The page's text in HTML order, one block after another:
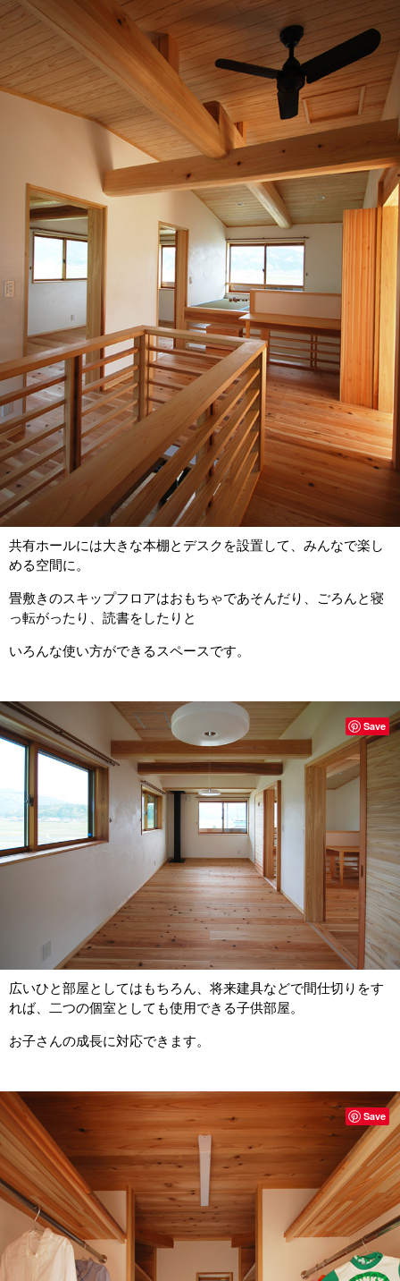
共有ホールには大きな本棚とデスクを設置して、みんなで楽し
める空間に。
畳敷きのスキップフロアはおもちゃであそんだり、ごろんと寝
っ転がったり、読書をしたりと
いろんな使い方ができるスペースです。
広いひと部屋としてはもちろん、将来建具などで間仕切りをす
れば、二つの個室としても使用できる子供部屋。
お子さんの成長に対応できます。
Save
Save